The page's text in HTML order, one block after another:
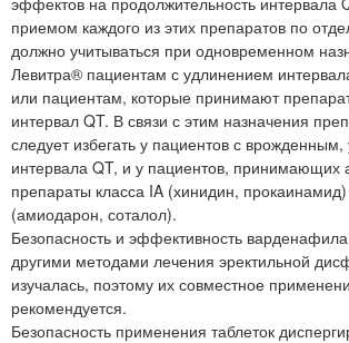
приемом каждого из этих препаратов по
должно учитываться при одновременном
Левитра® пациентам с удлинением
или пациентам, которые принимают
интервал QT. В связи с этим назначения
следует избегать у пациентов с
интервала QT, и у пациентов, принимающих
препараты класса IA (хинидин,
(амиодарон, соталол).
Безопасность и эффективность
другими методами лечения эректильной
изучалась, поэтому их совместное
рекомендуется.
Безопасность применения таблеток